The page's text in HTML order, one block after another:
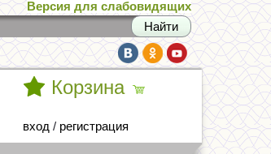
Версия для слабовидящих
Корзина
вход / регистрация